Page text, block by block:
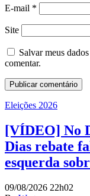
E-mail *
Site
Salvar meus
comentar.
Eleições 2026
[VÍDEO] No
Dias rebate
esquerda
09/08/2026 22h02